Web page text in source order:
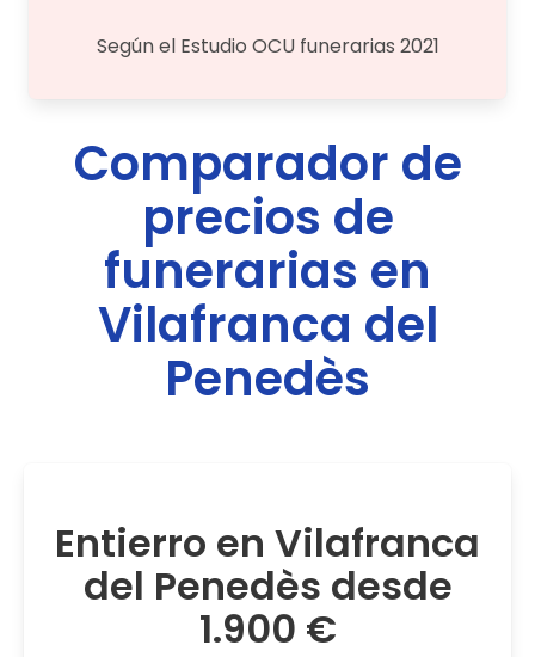
Según el Estudio OCU funerarias 2021
Comparador de
precios de
funerarias en
Vilafranca del
Penedès
Entierro en Vilafranca
del Penedès desde
1.900 €